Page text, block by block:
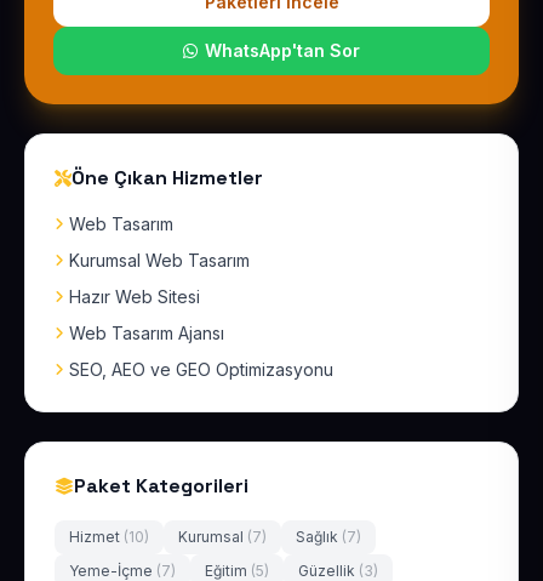
WhatsApp'tan Sor
Öne Çıkan Hizmetler
Web Tasarım
Kurumsal Web Tasarım
Hazır Web Sitesi
Web Tasarım Ajansı
SEO, AEO ve GEO Optimizasyonu
Paket Kategorileri
Hizmet (10) Kurumsal (7) Sağlık (7)
Yeme-İçme (7) Eğitim (5) Güzellik (3)